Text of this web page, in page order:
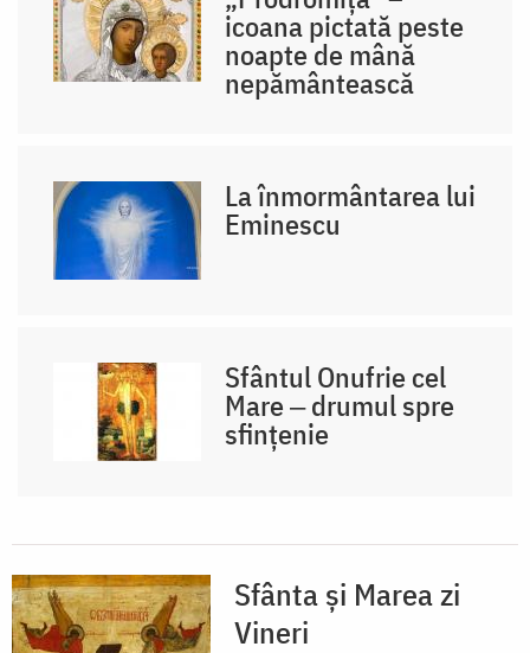
icoana pictată peste
noapte de mână
nepământească
La înmormântarea lui
Eminescu
Sfântul Onufrie cel
Mare ‒ drumul spre
sfințenie
Sfânta și Marea zi
Vineri